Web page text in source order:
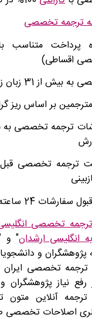
ترجمه تخصصی
پرداخت
اقساطی)
از 31 زبان زنده دنیا
بر اساس
ترجمه تخصصی به
ترجمه تخصصی قبل
24 ساعته
ترجمه تخصصی
ارشدان" و
پژوهشگران و
ترجمه تخصصی
رفع نیاز پژوهشگران
ترجمه آنلاین
اصلاحات تخصصی